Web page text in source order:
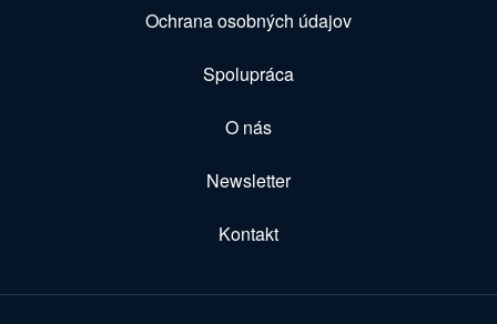
Ochrana osobných údajov
Spolupráca
O nás
Newsletter
Kontakt